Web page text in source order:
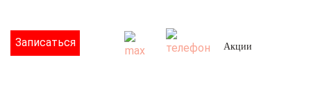
Записаться Акции